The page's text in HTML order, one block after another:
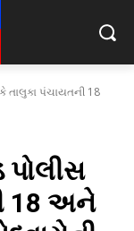
તાલુકા પંચાયતની 18
પોલીસ
18 અને